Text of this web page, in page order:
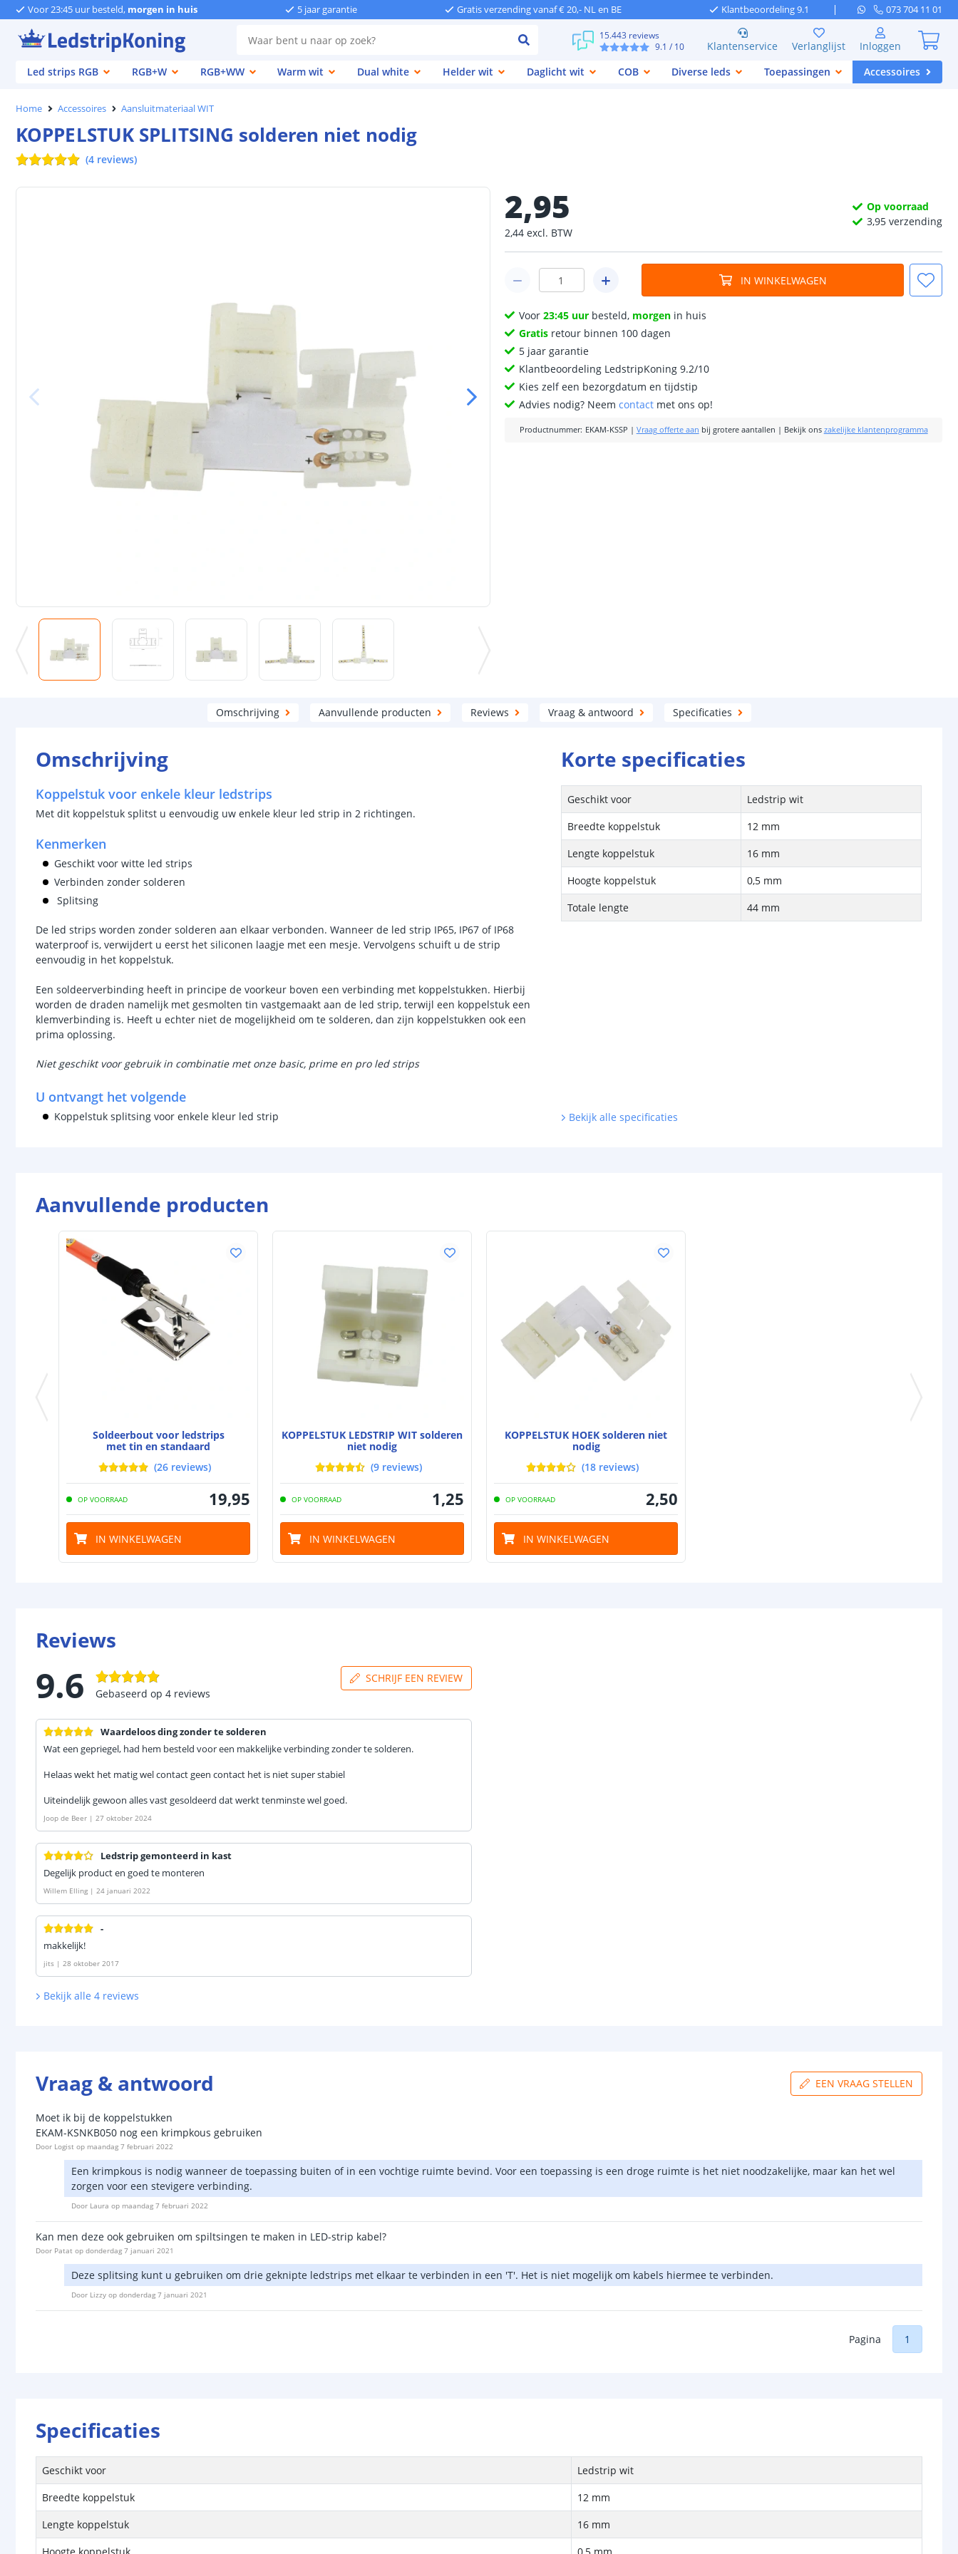
Voor 23:45 uur besteld, morgen in huis 5 jaar garantie Gratis verzending vanaf € 20,- NL en BE Klantbeoordeling 9.1 073 704 11 01
15.443 reviews
9.1 / 10 Klantenservice Verlanglijst
Inloggen
Led strips RGB
RGB+W RGB+WW Warm wit Dual white Helder wit Daglicht wit COB Diverse leds Toepassingen Accessoires
Home Accessoires Aansluitmateriaal WIT
KOPPELSTUK SPLITSING solderen niet nodig
(4 reviews)
2,95
2,44 excl. BTW
Op voorraad
3,95 verzending
IN WINKELWAGEN
Voor23:45 uur besteld, morgen in huis
Gratis retour binnen 100 dagen
5 jaar garantie
Klantbeoordeling LedstripKoning 9.2/10
Kies zelf een bezorgdatum en tijdstip
Advies nodig? Neemcontact met ons op!
Productnummer: EKAM-KSSP | Vraag offerte aan bij grotere aantallen | Bekijk ons zakelijke klantenprogramma
Omschrijving Aanvullende producten Reviews Vraag & antwoord Specificaties
Omschrijving
Koppelstuk voor enkele kleur ledstrips
Met dit koppelstuk splitst u eenvoudig uw enkele kleur led strip in 2 richtingen.
Kenmerken
Geschikt voor witte led strips
Verbinden zonder solderen
Splitsing
De led strips worden zonder solderen aan elkaar verbonden. Wanneer de led strip IP65, IP67 of IP68
waterproof is, verwijdert u eerst het siliconen laagje met een mesje. Vervolgens schuift u de strip
eenvoudig in het koppelstuk.
Een soldeerverbinding heeft in principe de voorkeur boven een verbinding met koppelstukken. Hierbij
worden de draden namelijk met gesmolten tin vastgemaakt aan de led strip, terwijl een koppelstuk een
klemverbinding is. Heeft u echter niet de mogelijkheid om te solderen, dan zijn koppelstukken ook een
prima oplossing.
Niet geschikt voor gebruik in combinatie met onze basic, prime en pro led strips
U ontvangt het volgende
Koppelstuk splitsing voor enkele kleur led strip
Korte specificaties
Geschikt voor
Ledstrip wit
Breedte koppelstuk
12 mm
Lengte koppelstuk
16 mm
Hoogte koppelstuk
0,5 mm
Totale lengte
44 mm
Bekijk alle specificaties
Aanvullende producten
Soldeerbout voor ledstrips
met tin en standaard
(26 reviews)
OP VOORRAAD 19,95
IN WINKELWAGEN
KOPPELSTUK LEDSTRIP WIT solderen
niet nodig
(9 reviews)
OP VOORRAAD 1,25
IN WINKELWAGEN
KOPPELSTUK HOEK solderen niet
nodig
(18 reviews)
OP VOORRAAD 2,50
IN WINKELWAGEN
Reviews
9.6 Gebaseerd op 4 reviews
SCHRIJF EEN REVIEW
Waardeloos ding zonder te solderen
Wat een gepriegel, had hem besteld voor een makkelijke verbinding zonder te solderen.
Helaas wekt het matig wel contact geen contact het is niet super stabiel
Uiteindelijk gewoon alles vast gesoldeerd dat werkt tenminste wel goed.
Joop de Beer | 27 oktober 2024
Ledstrip gemonteerd in kast
Degelijk product en goed te monteren
Willem Elling | 24 januari 2022
-
makkelijk!
jits | 28 oktober 2017
Bekijk alle 4 reviews
Vraag & antwoord EEN VRAAG STELLEN
Moet ik bij de koppelstukken
EKAM-KSNKB050 nog een krimpkous gebruiken
Door Logist op maandag 7 februari 2022
Een krimpkous is nodig wanneer de toepassing buiten of in een vochtige ruimte bevind. Voor een toepassing is een droge ruimte is het niet noodzakelijke, maar kan het wel
zorgen voor een stevigere verbinding.
Door Laura op maandag 7 februari 2022
Kan men deze ook gebruiken om spiltsingen te maken in LED-strip kabel?
Door Patat op donderdag 7 januari 2021
Deze splitsing kunt u gebruiken om drie geknipte ledstrips met elkaar te verbinden in een 'T'. Het is niet mogelijk om kabels hiermee te verbinden.
Door Lizzy op donderdag 7 januari 2021
Pagina 1
Specificaties
Geschikt voor
Ledstrip wit
Breedte koppelstuk
12 mm
Lengte koppelstuk
16 mm
Hoogte koppelstuk
0,5 mm